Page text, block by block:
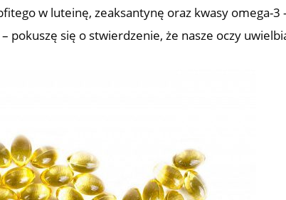
w luteinę, zeaksantynę oraz kwasy omega-3
pokuszę się o stwierdzenie, że nasze oczy